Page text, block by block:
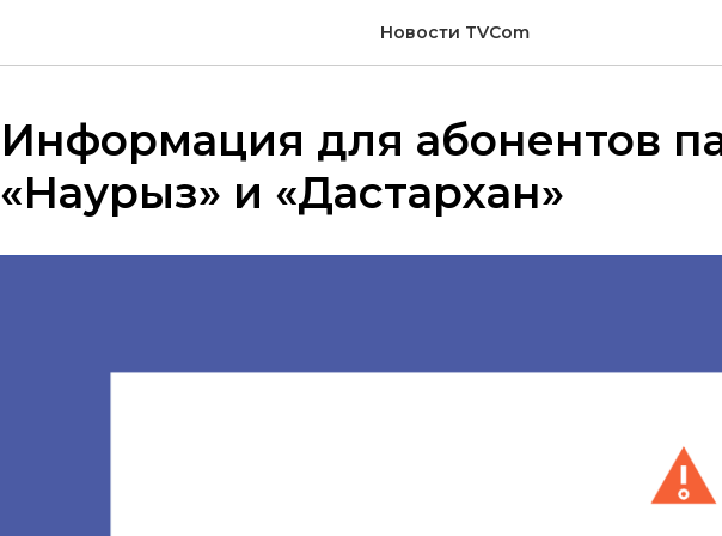
Новости TVCom
Информация для абонентов
«Наурыз» и «Дастархан»